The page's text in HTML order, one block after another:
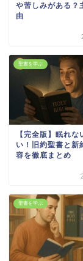
や苦しみがある？
由
聖書を学ぶ
【完全版】眠れな
い！旧約聖書と新
容を徹底まとめ
聖書を学ぶ